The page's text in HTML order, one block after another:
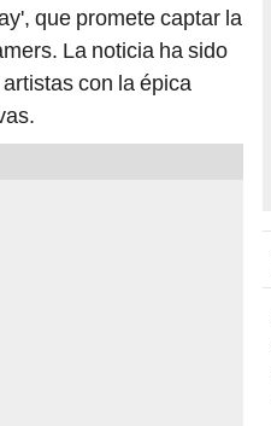
que promete captar la
La noticia ha sido
con la épica